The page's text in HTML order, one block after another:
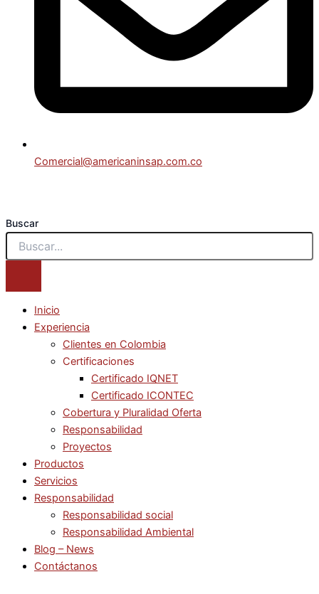
Comercial@americaninsap.com.co
Buscar
Inicio
Experiencia
Clientes en Colombia
Certificaciones
Certificado IQNET
Certificado ICONTEC
Cobertura y Pluralidad Oferta
Responsabilidad
Proyectos
Productos
Servicios
Responsabilidad
Responsabilidad social
Responsabilidad Ambiental
Blog – News
Contáctanos